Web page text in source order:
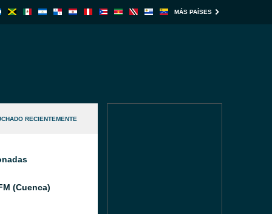
MÁS PAÍSES
RECIENTEMENTE
(Cuenca)